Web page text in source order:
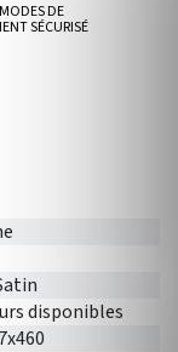
DE
SÉCURISÉ
disponibles